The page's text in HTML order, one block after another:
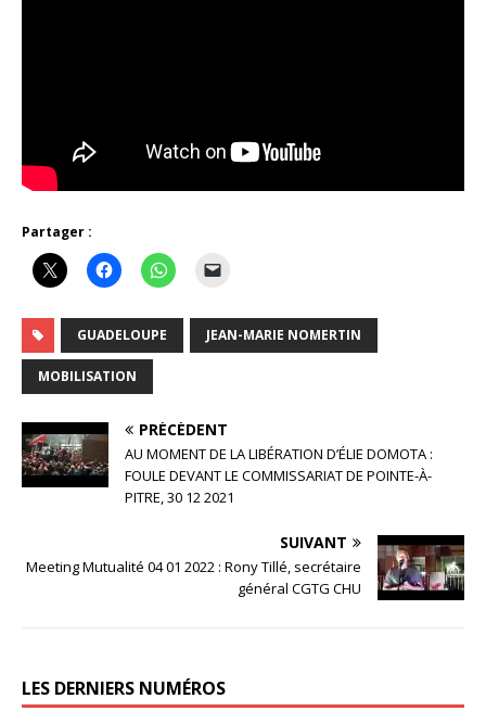
Partager :
GUADELOUPE JEAN-MARIE NOMERTIN
MOBILISATION
PRÉCÉDENT
AU MOMENT DE LA LIBÉRATION D’ÉLIE DOMOTA :
FOULE DEVANT LE COMMISSARIAT DE POINTE-À-
PITRE, 30 12 2021
SUIVANT
Meeting Mutualité 04 01 2022 : Rony Tillé, secrétaire
général CGTG CHU
LES DERNIERS NUMÉROS